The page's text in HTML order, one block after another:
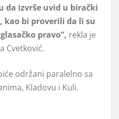
da izvrše uvid u birački
kao bi proverili da li su
pravo”, rekla je
Cvetković.
održani paralelno sa
Kladovu i Kuli.